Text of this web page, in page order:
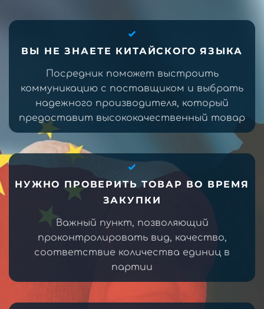
ВЫ НЕ ЗНАЕТЕ КИТАЙСКОГО ЯЗЫКА
Посредник поможет выстроить
коммуникацию с поставщиком и выбрать
надежного производителя, который
предоставит высококачественный товар
НУЖНО ПРОВЕРИТЬ ТОВАР ВО ВРЕМЯ
ЗАКУПКИ
Важный пункт, позволяющий
проконтролировать вид, качество,
соответствие количества единиц в
партии